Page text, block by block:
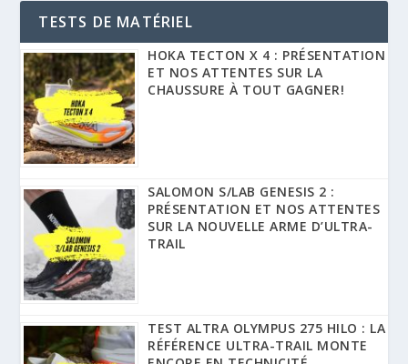
TESTS DE MATÉRIEL
HOKA TECTON X 4 : PRÉSENTATION
ET NOS ATTENTES SUR LA
CHAUSSURE À TOUT GAGNER!
SALOMON S/LAB GENESIS 2 :
PRÉSENTATION ET NOS ATTENTES
SUR LA NOUVELLE ARME D’ULTRA-
TRAIL
TEST ALTRA OLYMPUS 275 HILO : LA
RÉFÉRENCE ULTRA-TRAIL MONTE